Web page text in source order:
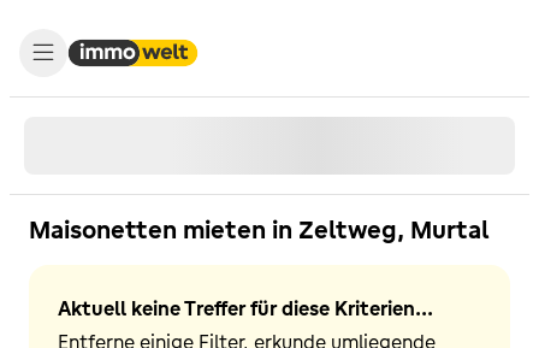
Maisonetten mieten in Zeltweg, Murtal
Aktuell keine Treffer für diese Kriterien...
Entferne einige Filter, erkunde umliegende